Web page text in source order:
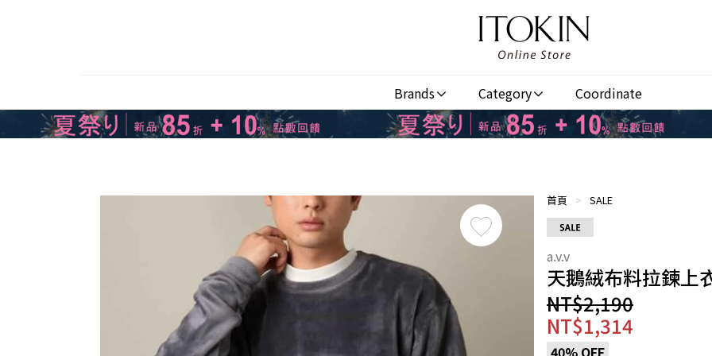
Brands Category Coordinate
首頁 > SALE
天鵝絨布料拉鍊上
NT$2,190
NT$1,314
40% OFF